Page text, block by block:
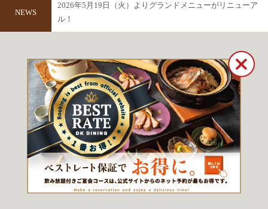
NEWS
2026年5月19日（火）よりグランドメニューがリニューア
ル！